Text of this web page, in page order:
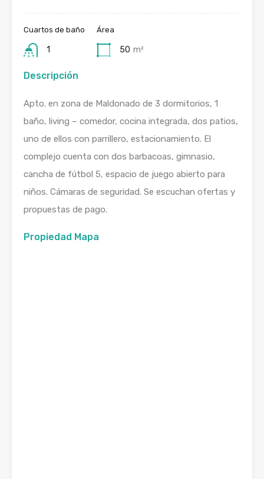
Cuartos de baño
1
Área
50 m²
Descripción
Apto. en zona de Maldonado de 3 dormitorios, 1
baño, living – comedor, cocina integrada, dos patios,
uno de ellos con parrillero, estacionamiento. El
complejo cuenta con dos barbacoas, gimnasio,
cancha de fútbol 5, espacio de juego abierto para
niños. Cámaras de seguridad. Se escuchan ofertas y
propuestas de pago.
Propiedad Mapa